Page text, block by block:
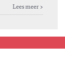
Lees meer